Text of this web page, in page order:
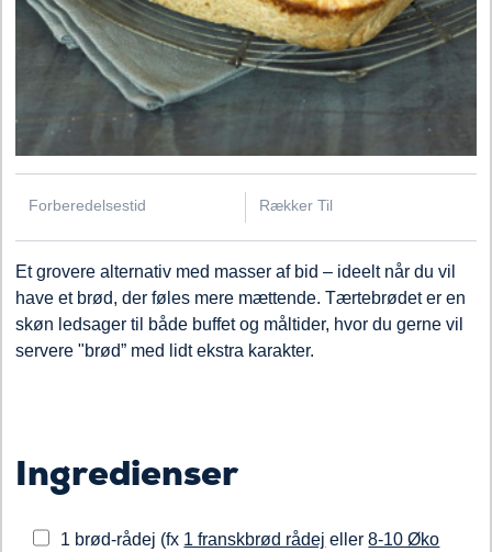
Forberedelsestid Rækker Til
Et grovere alternativ med masser af bid – ideelt når du vil
have et brød, der føles mere mættende. Tærtebrødet er en
skøn ledsager til både buffet og måltider, hvor du gerne vil
servere "brød” med lidt ekstra karakter.
Ingredienser
1 brød-rådej (fx 1 franskbrød rådej eller8-10 Øko